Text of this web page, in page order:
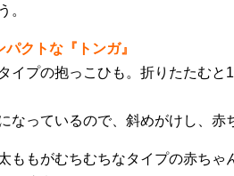
。
パクトな『トンガ』
イプの抱っこひも。折りたたむ
なっているので、斜めがけし、
ももがむちむちなタイプの赤ち